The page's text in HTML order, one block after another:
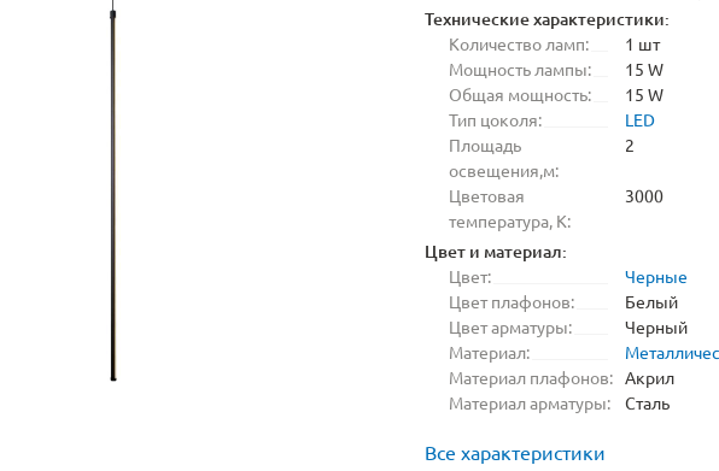
Технические характеристики:
Количество ламп:
1 шт
Мощность лампы:
15 W
Общая мощность:
15 W
Тип цоколя:
LED
Площадь
освещения,м:
2
Цветовая
температура, K:
3000
Цвет и материал:
Цвет:
Черные
Цвет плафонов:
Белый
Цвет арматуры:
Черный
Материал:
Материал плафонов:
Акрил
Материал арматуры:
Сталь
Все характеристики